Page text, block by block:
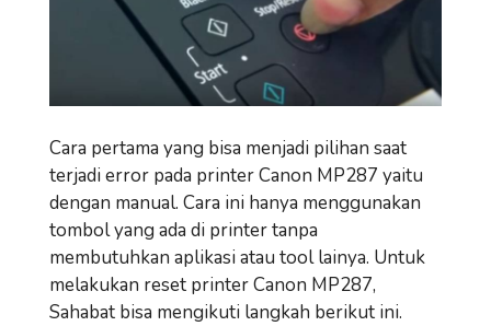
Cara pertama yang bisa menjadi pilihan saat
terjadi error pada printer Canon MP287 yaitu
dengan manual. Cara ini hanya menggunakan
tombol yang ada di printer tanpa
membutuhkan aplikasi atau tool lainya. Untuk
melakukan reset printer Canon MP287,
Sahabat bisa mengikuti langkah berikut ini.